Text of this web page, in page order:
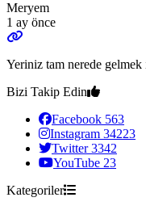
Meryem
1 ay önce
Yeriniz tam nerede
Bizi Takip Edin
Facebook 563
Instagram 34223
Twitter 3342
YouTube 23
Kategoriler